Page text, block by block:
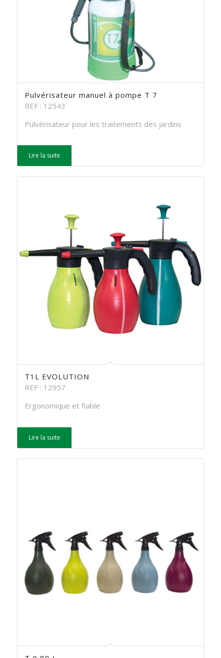
Pulvérisateur manuel à pompe T 7
REF : 12543
Pulvérisateur pour les traitements des jardins
Lire la suite
T1L EVOLUTION
REF : 12957
Ergonomique et fiable
Lire la suite